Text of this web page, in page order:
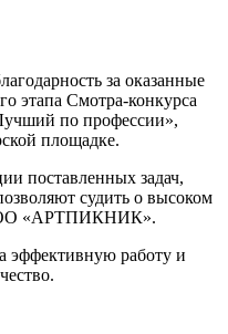
за оказанные
этапа Смотра-конкурса
по профессии»,
площадке.
поставленных задач,
судить о высоком
ООО «АРТПИКНИК».
эффективную работу и